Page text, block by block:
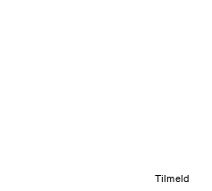
Tilmeld